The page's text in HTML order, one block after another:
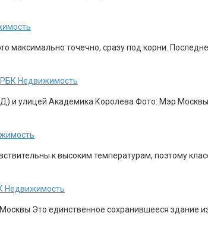
максимально точечно, сразу под корни.
РБК Недвижимость
улицей Академика Королева Фото: Мэр
к высоким температурам, поэтому
Недвижимость
Это единственное сохранившееся здание